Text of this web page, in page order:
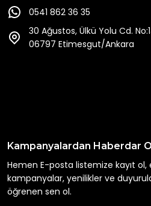
0541 862 36 35
30 Ağustos, Ülkü Yolu Cd.
06797 Etimesgut/Ankara
Kampanyalardan Haberdar
Hemen E-posta listemize kayıt ol,
kampanyalar, yenilikler ve
öğrenen sen ol.